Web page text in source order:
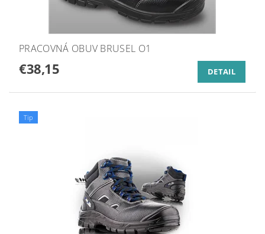
PRACOVNÁ OBUV BRUSEL O1
€38,15 DETAIL
Tip